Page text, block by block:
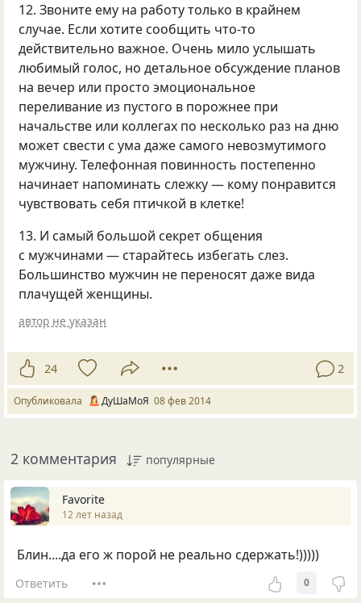
12. Звоните ему на работу только в крайнем
случае. Если хотите сообщить что-то
действительно важное. Очень мило услышать
любимый голос, но детальное обсуждение планов
на вечер или просто эмоциональное
переливание из пустого в порожнее при
начальстве или коллегах по несколько раз на дню
может свести с ума даже самого невозмутимого
мужчину. Телефонная повинность постепенно
начинает напоминать слежку — кому понравится
чувствовать себя птичкой в клетке!
13. И самый большой секрет общения
с мужчинами — старайтесь избегать слез.
Большинство мужчин не переносят даже вида
плачущей женщины.
автор не указан
24 2
Опубликовала ДуШаМоЯ 08 фев 2014
2 комментария популярные
Favorite
12 лет назад
Блин....да его ж порой не реально сдержать!)))))
Ответить 0